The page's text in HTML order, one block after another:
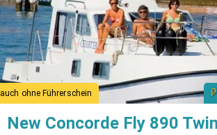
auch ohne Führerschein
New Concorde Fly 890